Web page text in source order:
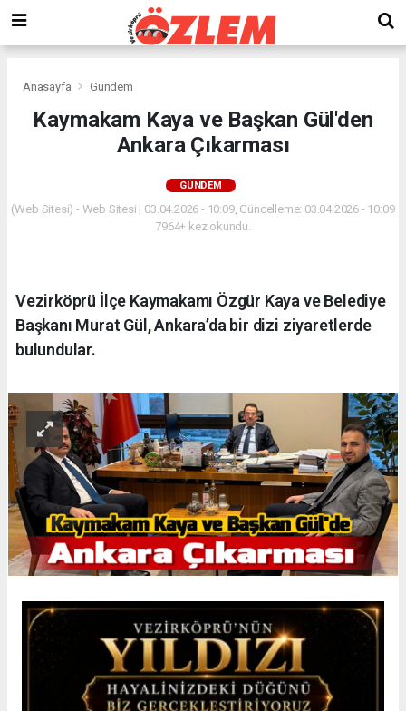
Anasayfa Gündem
Kaymakam Kaya ve Başkan Gül'den
Ankara Çıkarması
GÜNDEM
(Web Sitesi) - Web Sitesi | 03.04.2026 - 10:09, Güncelleme: 03.04.2026 - 10:09
7964+ kez okundu.
Vezirköprü İlçe Kaymakamı Özgür Kaya ve Belediye
Başkanı Murat Gül, Ankara’da bir dizi ziyaretlerde
bulundular.